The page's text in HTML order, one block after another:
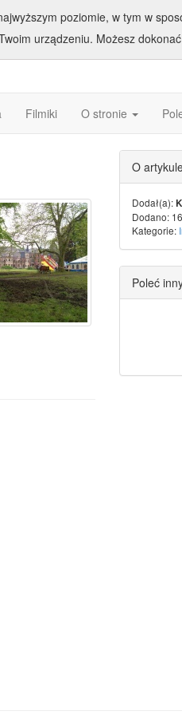
Filmiki O stronie
O
Dodał(a):
Dodano:
Kategorie:
Poleć
poziomie, w tym w
urządzeniu. Możesz